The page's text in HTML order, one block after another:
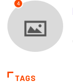
4
TAGS